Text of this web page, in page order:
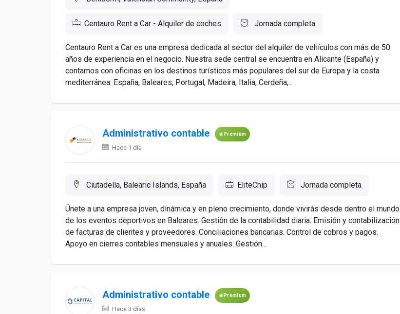
Centauro Rent a Car - Alquiler de coches Jornada completa
Centauro Rent a Car es una empresa dedicada al sector del alquiler de vehículos con más de 50
años de experiencia en el negocio. Nuestra sede central se encuentra en Alicante (España) y
contamos con oficinas en los destinos turísticos más populares del sur de Europa y la costa
mediterránea: España, Baleares, Portugal, Madeira, Italia, Cerdeña,...
Administrativo contable Premium
Hace 1 día
Ciutadella, Balearic Islands, España EliteChip Jornada completa
Únete a una empresa joven, dinámica y en pleno crecimiento, donde vivirás desde dentro el mundo
de los eventos deportivos en Baleares. Gestión de la contabilidad diaria. Emisión y contabilización
de facturas de clientes y proveedores. Conciliaciones bancarias. Control de cobros y pagos.
Apoyo en cierres contables mensuales y anuales. Gestión...
Administrativo contable Premium
Hace 3 días